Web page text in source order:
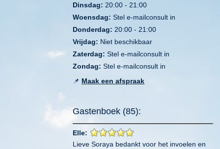
Dinsdag: 20:00 - 21:00
Woensdag: Stel e-mailconsult in
Donderdag: 20:00 - 21:00
Vrijdag: Niet beschikbaar
Zaterdag: Stel e-mailconsult in
Zondag: Stel e-mailconsult in
📌 Maak een afspraak
Gastenboek (85):
Elle:
Lieve Soraya bedankt voor het invoelen en